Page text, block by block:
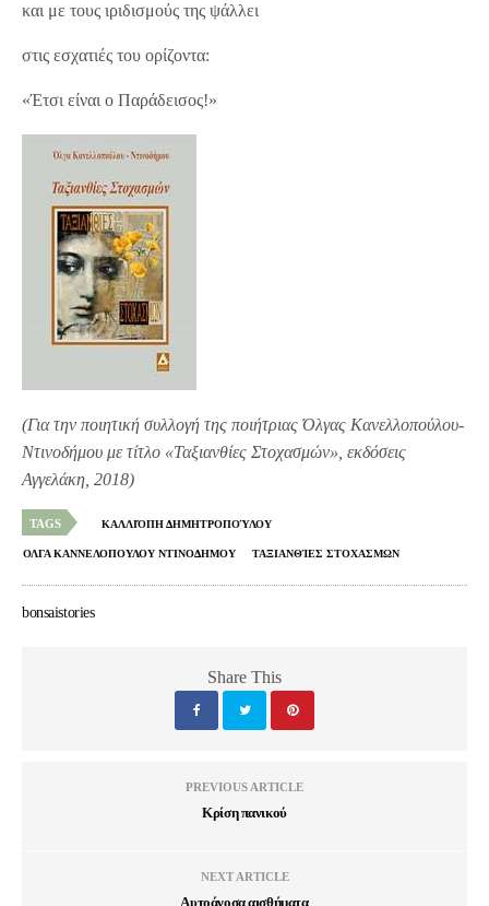
και με τους ιριδισμούς της ψάλλει
στις εσχατιές του ορίζοντα:
«Έτσι είναι ο Παράδεισος!»
(Για την ποιητική συλλογή της ποιήτριας Όλγας Κανελλοπούλου-
Ντινοδήμου με τίτλο «Ταξιανθίες Στοχασμών», εκδόσεις
Αγγελάκη, 2018)
TAGS ΚΑΛΛΙΌΠΗ ΔΗΜΗΤΡΟΠΟΎΛΟΥ
ΟΛΓΑ ΚΑΝΝΕΛΟΠΟΥΛΟΥ ΝΤΙΝΟΔΗΜΟΥ ΤΑΞΙΑΝΘΊΕΣ ΣΤΟΧΑΣΜΩΝ
bonsaistories
Share This
PREVIOUS ARTICLE
Κρίση πανικού
NEXT ARTICLE
Αυτοάνοσα αισθήματα